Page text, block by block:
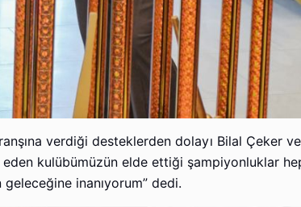
verdiği desteklerden dolayı Bilal Çeker
eden kulübümüzün elde ettiği şampiyonluklar
geleceğine inanıyorum” dedi.